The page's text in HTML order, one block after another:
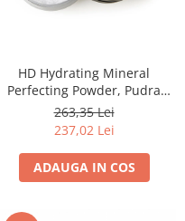
HD Hydrating Mineral
Perfecting Powder, Pudra
libera translucida - 10g
263,35 Lei
237,02 Lei
ADAUGA IN COS